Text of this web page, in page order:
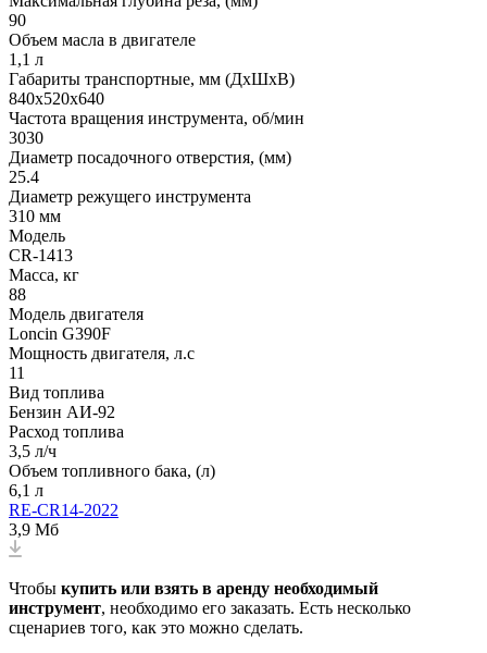
90
Объем масла в двигателе
1,1 л
Габариты транспортные, мм (ДхШхВ)
840х520х640
Частота вращения инструмента, об/мин
3030
Диаметр посадочного отверстия, (мм)
25.4
Диаметр режущего инструмента
310 мм
Модель
CR-1413
Масса, кг
88
Модель двигателя
Loncin G390F
Мощность двигателя, л.с
11
Вид топлива
Бензин АИ-92
Расход топлива
3,5 л/ч
Объем топливного бака, (л)
6,1 л
RE-CR14-2022
3,9 Мб
Чтобы купить или взять в аренду необходимый
инструмент, необходимо его заказать. Есть несколько
сценариев того, как это можно сделать.